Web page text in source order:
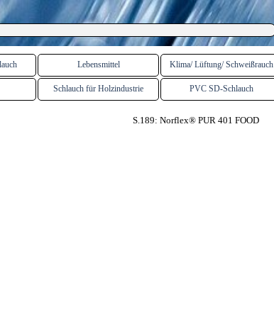
▼
Lebensmittel ▼
Klima/ Lüftung/ Schweißrauch
Schlauch für Holzindustrie PVC SD-Schlauch
S.189: Norflex® PUR 401 FOOD